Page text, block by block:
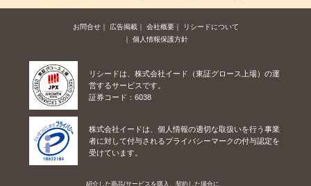
お問合せ 広告掲載 会社概要
リシードについて
個人情報保護方針
リシードは、株式会社イード（東証グロース上場）の運
営するサービスです。
証券コード：6038
株式会社イードは、個人情報の適切な取扱いを行う事業
者に対して付与されるプライバシーマークの付与認定を
受けています。
紹介した商品/サービスを購入、契約した場合に、